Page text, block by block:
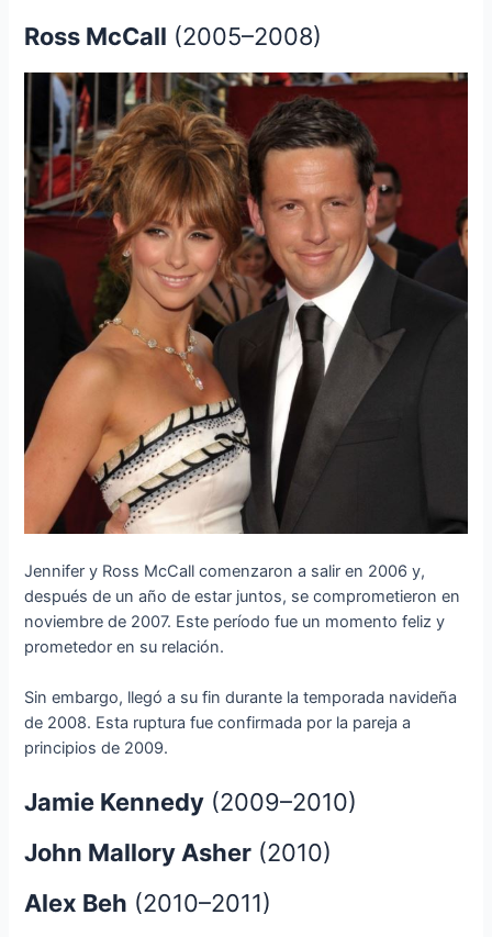
Ross McCall (2005–2008)
Jennifer y Ross McCall comenzaron a salir en 2006 y,
después de un año de estar juntos, se comprometieron en
noviembre de 2007. Este período fue un momento feliz y
prometedor en su relación.
Sin embargo, llegó a su fin durante la temporada navideña
de 2008. Esta ruptura fue confirmada por la pareja a
principios de 2009.
Jamie Kennedy (2009–2010)
John Mallory Asher (2010)
Alex Beh (2010–2011)